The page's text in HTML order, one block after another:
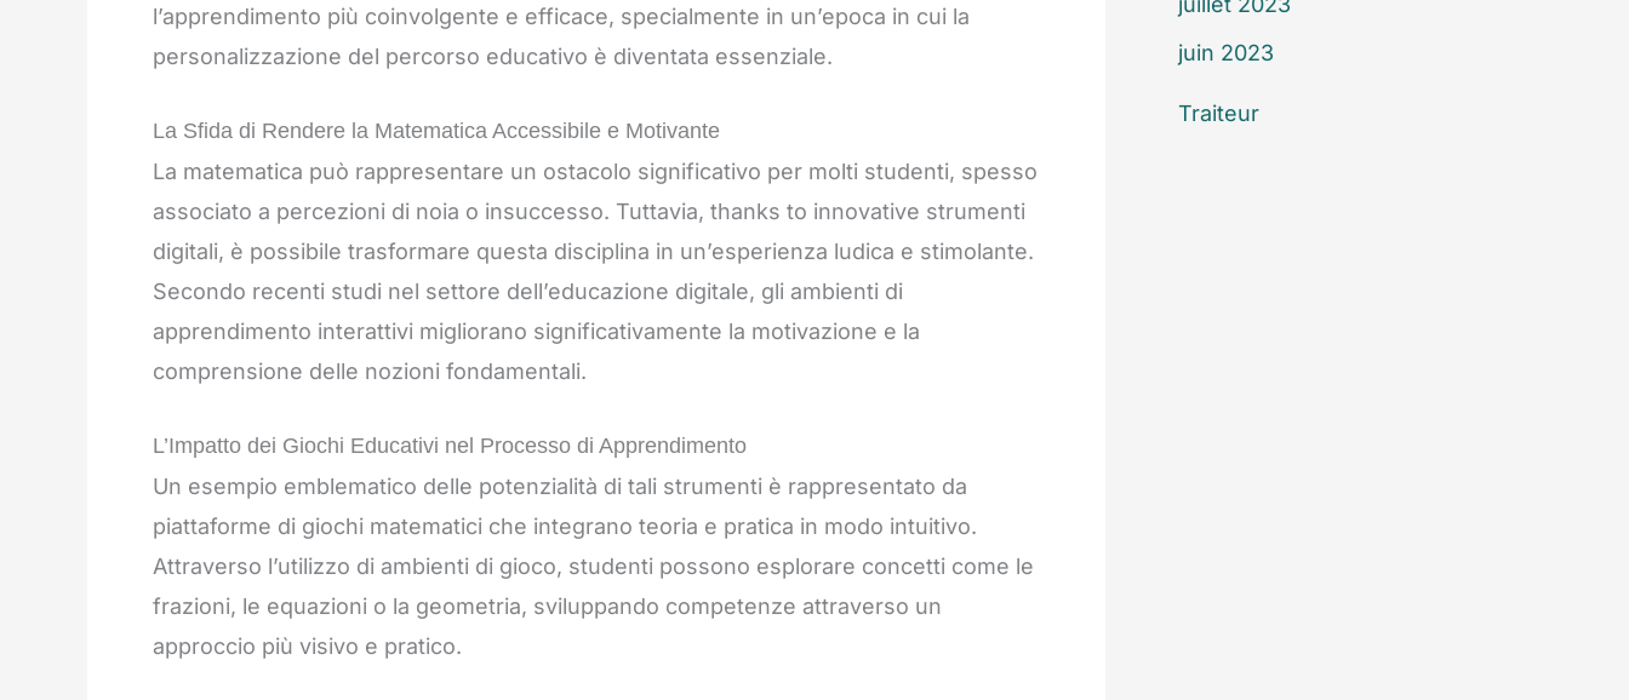
l’apprendimento più coinvolgente e efficace, specialmente in un’epoca in cui la
personalizzazione del percorso educativo è diventata essenziale.
La Sfida di Rendere la Matematica Accessibile e Motivante
La matematica può rappresentare un ostacolo significativo per molti studenti, spesso
associato a percezioni di noia o insuccesso. Tuttavia, thanks to innovative strumenti
digitali, è possibile trasformare questa disciplina in un’esperienza ludica e stimolante.
Secondo recenti studi nel settore dell’educazione digitale, gli ambienti di
apprendimento interattivi migliorano significativamente la motivazione e la
comprensione delle nozioni fondamentali.
L’Impatto dei Giochi Educativi nel Processo di Apprendimento
Un esempio emblematico delle potenzialità di tali strumenti è rappresentato da
piattaforme di giochi matematici che integrano teoria e pratica in modo intuitivo.
Attraverso l’utilizzo di ambienti di gioco, studenti possono esplorare concetti come le
frazioni, le equazioni o la geometria, sviluppando competenze attraverso un
approccio più visivo e pratico.
juin 2023
Traiteur